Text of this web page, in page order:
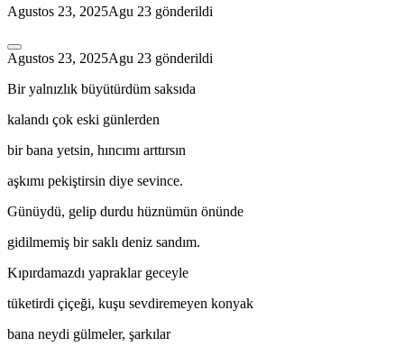
Agustos 23, 2025Agu 23 gönderildi
Agustos 23, 2025Agu 23 gönderildi
Bir yalnızlık büyütürdüm saksıda
kalandı çok eski günlerden
bir bana yetsin, hıncımı arttırsın
aşkımı pekiştirsin diye sevince.
Günüydü, gelip durdu hüznümün önünde
gidilmemiş bir saklı deniz sandım.
Kıpırdamazdı yapraklar geceyle
tüketirdi çiçeği, kuşu sevdiremeyen konyak
bana neydi gülmeler, şarkılar